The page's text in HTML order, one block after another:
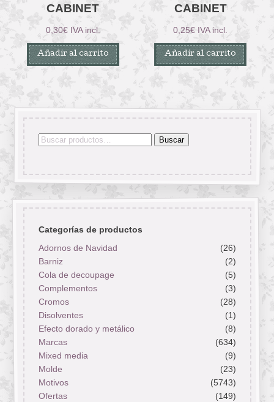
CABINET
0,30€ IVA incl.
Añadir al carrito
CABINET
0,25€ IVA incl.
Añadir al carrito
Buscar
Buscar
Categorías de productos
Adornos de Navidad
(26)
Barniz
(2)
Cola de decoupage
(5)
Complementos
(3)
Cromos
(28)
Disolventes
(1)
Efecto dorado y metálico
(8)
Marcas
(634)
Mixed media
(9)
Molde
(23)
Motivos
(5743)
Ofertas
(149)